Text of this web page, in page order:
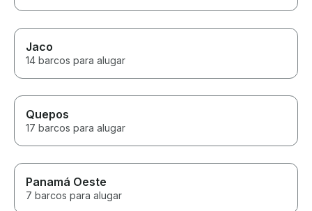
Jaco
14 barcos para alugar
Quepos
17 barcos para alugar
Panamá Oeste
7 barcos para alugar